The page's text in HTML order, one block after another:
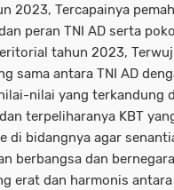
2023, Tercapainya
peran TNI AD serta
tahun 2023,
sama antara TNI AD
nilai yang terkandung
terpeliharanya KBT
di bidangnya agar
berbangsa dan
erat dan harmonis